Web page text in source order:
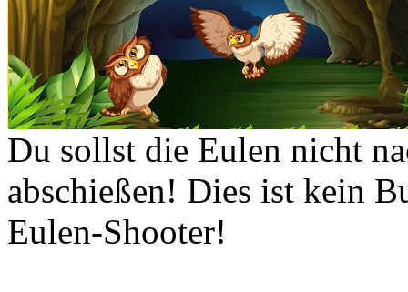
Du sollst die Eulen nicht
abschießen! Dies ist kein
Eulen-Shooter!